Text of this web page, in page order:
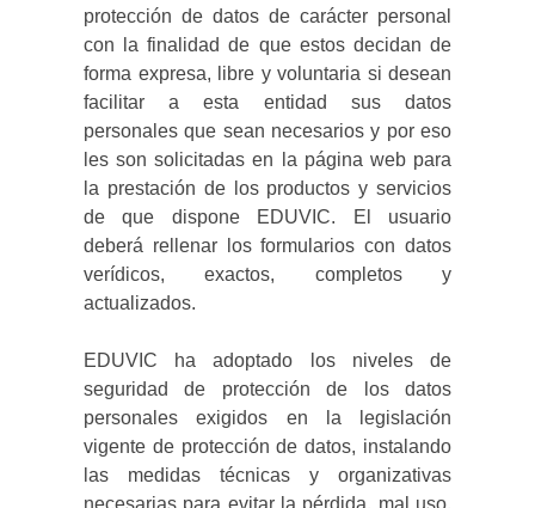
protección de datos de carácter personal
con la finalidad de que estos decidan de
forma expresa, libre y voluntaria si desean
facilitar a esta entidad sus datos
personales que sean necesarios y por eso
les son solicitadas en la página web para
la prestación de los productos y servicios
de que dispone EDUVIC. El usuario
deberá rellenar los formularios con datos
verídicos, exactos, completos y
actualizados.
EDUVIC ha adoptado los niveles de
seguridad de protección de los datos
personales exigidos en la legislación
vigente de protección de datos, instalando
las medidas técnicas y organizativas
necesarias para evitar la pérdida, mal uso,